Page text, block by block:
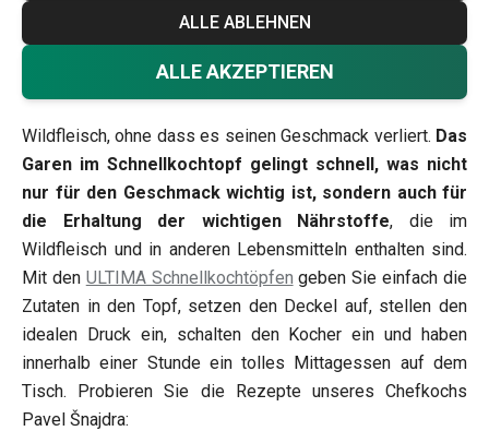
ALLE ABLEHNEN
ALLE AKZEPTIEREN
Bei einem so köstlichen und besonderen Fleisch ist es
natürlich wünschenswert, dass der natürliche Geschmack
maximal erhalten bleibt. Deshalb ist
einSchnellkochtopfideal für die Zubereitung von
Wildfleisch, ohne dass es seinen Geschmack verliert. Das
Garen im Schnellkochtopf gelingt schnell, was nicht
nur für den Geschmack wichtig ist, sondern auch für
die Erhaltung der wichtigen Nährstoffe, die im
Wildfleisch und in anderen Lebensmitteln enthalten sind.
Mit den ULTIMA Schnellkochtöpfen geben Sie einfach die
Zutaten in den Topf, setzen den Deckel auf, stellen den
idealen Druck ein, schalten den Kocher ein und haben
innerhalb einer Stunde ein tolles Mittagessen auf dem
Tisch. Probieren Sie die Rezepte unseres Chefkochs
Pavel Šnajdra: